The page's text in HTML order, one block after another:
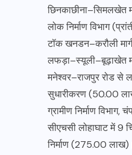
छिनकाछीना–सिमलखेत
लोक निर्माण विभाग
टॉक खनडन–करौली
लफड़ा–स्यूली–बूढ़ाखेत
मनेश्वर–राजपुर रोड से
सुधारीकरण (50.00
ग्रामीण निर्माण विभाग,
सीएचसी लोहाघाट में 9
निर्माण (275.00